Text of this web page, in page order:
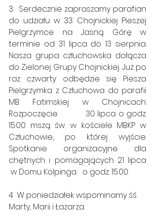
3.  Serdecznie zapraszamy parafian
do udziału w 33. Chojnickiej Pieszej
Pielgrzymce na Jasną Górę w
terminie od 31 lipca do 13 sierpnia.
Nasza grupa człuchowska dołącza
do Zielonej Grupy Chojnickiej. Już po
raz czwarty odbędzie się Piesza
Pielgrzymka z Człuchowa do parafii
MB Fatimskiej w Chojnicach.
Rozpoczęcie           30 lipca o godz.
15.00 mszą św. w kościele MBKP w
Człuchowie, po której wyjście.
Spotkanie organizacyjne dla
chętnych i pomagających 21 lipca
w Domu Kolpinga   o godz. 15.00.
4  W poniedziałek wspominamy śś.
Marty, Marii i Łazarza.